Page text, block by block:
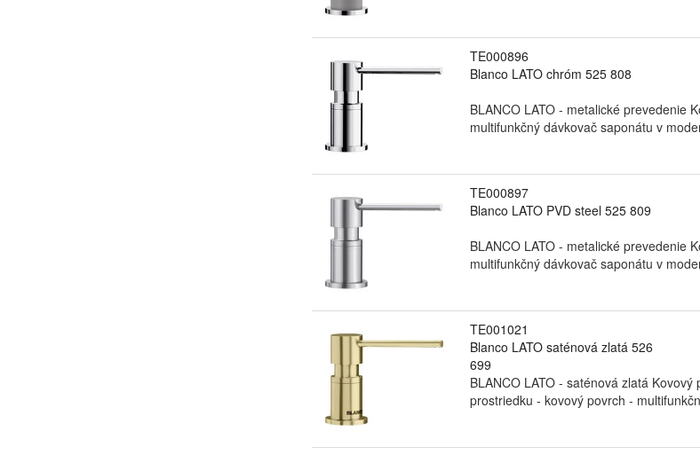
TE000896
Blanco LATO chróm 525 808
BLANCO LATO - metalické prevedenie
multifunkčný dávkovač saponátu v
TE000897
Blanco LATO PVD steel 525 809
BLANCO LATO - metalické prevedenie
multifunkčný dávkovač saponátu v
TE001021
Blanco LATO saténová zlatá 526
699
BLANCO LATO - saténová zlatá
prostriedku - kovový povrch -